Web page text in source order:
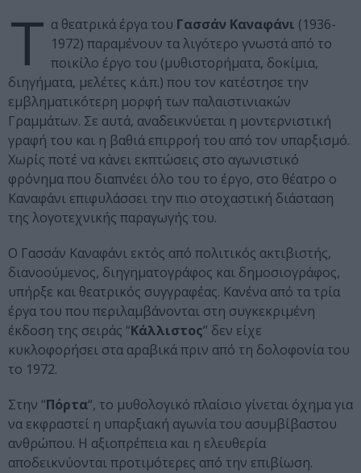
Τ α θεατρικά έργα του Γασσάν Καναφάνι (1936-
1972) παραμένουν τα λιγότερο γνωστά από το
ποικίλο έργο του (μυθιστορήματα, δοκίμια,
διηγήματα, μελέτες κ.ά.π.) που τον κατέστησε την
εμβληματικότερη μορφή των παλαιστινιακών
Γραμμάτων. Σε αυτά, αναδεικνύεται η μοντερνιστική
γραφή του και η βαθιά επιρροή του από τον υπαρξισμό.
Χωρίς ποτέ να κάνει εκπτώσεις στο αγωνιστικό
φρόνημα που διαπνέει όλο του το έργο, στο θέατρο ο
Καναφάνι επιφυλάσσει την πιο στοχαστική διάσταση
της λογοτεχνικής παραγωγής του.
Ο Γασσάν Καναφάνι εκτός από πολιτικός ακτιβιστής,
διανοούμενος, διηγηματογράφος και δημοσιογράφος,
υπήρξε και θεατρικός συγγραφέας. Κανένα από τα τρία
έργα του που περιλαμβάνονται στη συγκεκριμένη
έκδοση της σειράς “Κάλλιστος” δεν είχε
κυκλοφορήσει στα αραβικά πριν από τη δολοφονία του
το 1972.
Στην “Πόρτα“, το μυθολογικό πλαίσιο γίνεται όχημα για
να εκφραστεί η υπαρξιακή αγωνία του ασυμβίβαστου
ανθρώπου. Η αξιοπρέπεια και η ελευθερία
αποδεικνύονται προτιμότερες από την επιβίωση.